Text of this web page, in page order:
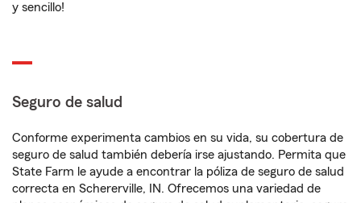
y sencillo!
Seguro de salud
Conforme experimenta cambios en su vida, su cobertura de
seguro de salud también debería irse ajustando. Permita que
State Farm le ayude a encontrar la póliza de seguro de salud
correcta en Schererville, IN. Ofrecemos una variedad de